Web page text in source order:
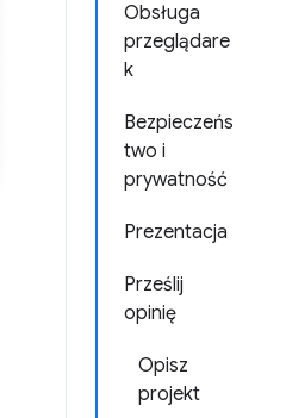
Obsługa
przeglądare
k
Bezpieczeńs
two i
prywatność
Prezentacja
Prześlij
opinię
Opisz
projekt